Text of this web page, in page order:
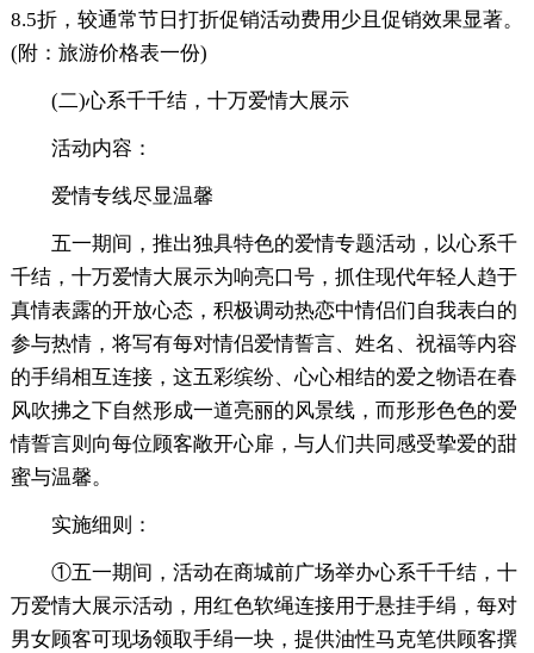
8.5折，较通常节日打折促销活动费用少且促销效果显著。
(附：旅游价格表一份)
(二)心系千千结，十万爱情大展示
活动内容：
爱情专线尽显温馨
五一期间，推出独具特色的爱情专题活动，以心系千
千结，十万爱情大展示为响亮口号，抓住现代年轻人趋于
真情表露的开放心态，积极调动热恋中情侣们自我表白的
参与热情，将写有每对情侣爱情誓言、姓名、祝福等内容
的手绢相互连接，这五彩缤纷、心心相结的爱之物语在春
风吹拂之下自然形成一道亮丽的风景线，而形形色色的爱
情誓言则向每位顾客敞开心扉，与人们共同感受挚爱的甜
蜜与温馨。
实施细则：
①五一期间，活动在商城前广场举办心系千千结，十
万爱情大展示活动，用红色软绳连接用于悬挂手绢，每对
男女顾客可现场领取手绢一块，提供油性马克笔供顾客撰